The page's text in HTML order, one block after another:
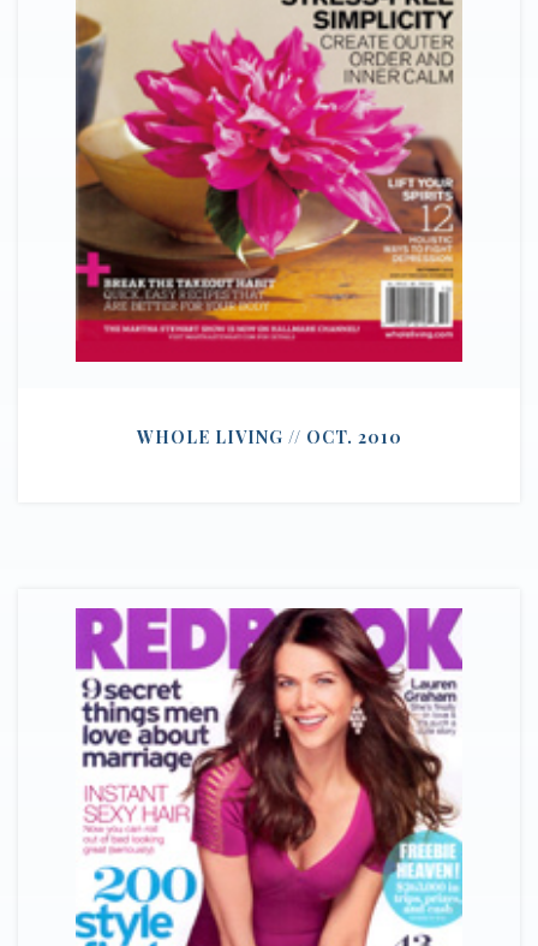
WHOLE LIVING // OCT. 2010